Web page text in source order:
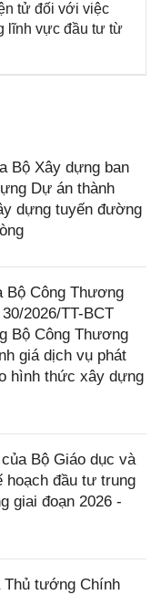
tử đối với việc
lĩnh vực đầu tư từ
Bộ Xây dựng ban
Dự án thành
dựng tuyến đường
Bộ Công Thương
2026/TT-BCT
Bộ Công Thương
giá dịch vụ phát
hình thức xây dựng
Bộ Giáo dục và
hoạch đầu tư trung
giai đoạn 2026 -
Thủ tướng Chính